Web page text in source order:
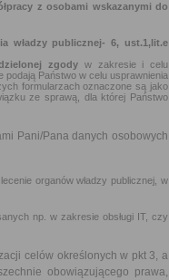
z osobami wskazanymi do
władzy publicznej-
6, ust.1,lit.e
zgody w zakresie i celu
podają Państwo w celu usprawnienia
formularzach oznaczone są jako
ze sprawą, dla której Państwo
Pani/Pana danych osobowych
organów władzy publicznej, w
np. w zakresie obsługi IT, czy
celów określonych w pkt 3, a
obowiązującego prawa,